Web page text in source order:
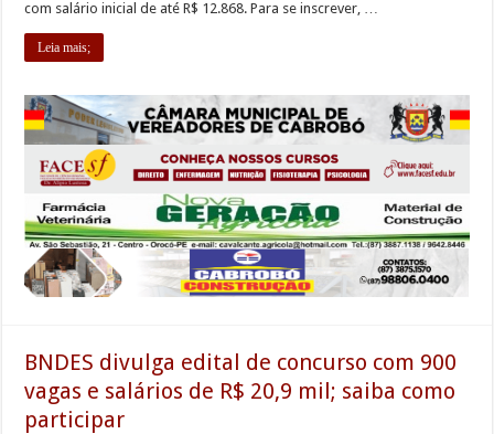
com salário inicial de até R$ 12.868. Para se inscrever, …
Leia mais;
BNDES divulga edital de concurso com 900
vagas e salários de R$ 20,9 mil; saiba como
participar